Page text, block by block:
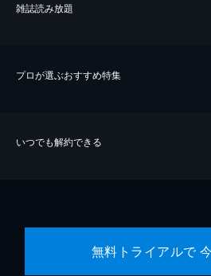
雑誌読み放題
プロが選ぶおすすめ特集
いつでも解約できる
無料トライアルで